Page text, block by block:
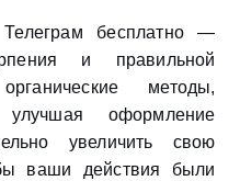
бесплатно —
и правильной
методы,
оформление
увеличить свою
ваши действия были